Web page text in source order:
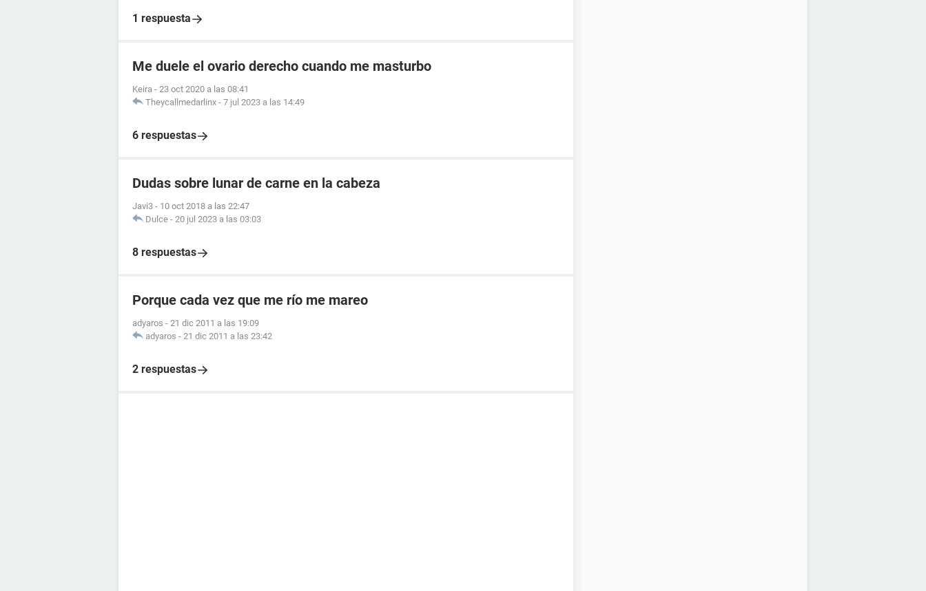
1 respuesta
Me duele el ovario derecho cuando me masturbo
Keira - 23 oct 2020 a las 08:41
Theycallmedarlinx - 7 jul 2023 a las 14:49
6 respuestas
Dudas sobre lunar de carne en la cabeza
Javi3 - 10 oct 2018 a las 22:47
Dulce - 20 jul 2023 a las 03:03
8 respuestas
Porque cada vez que me río me mareo
adyaros - 21 dic 2011 a las 19:09
adyaros - 21 dic 2011 a las 23:42
2 respuestas